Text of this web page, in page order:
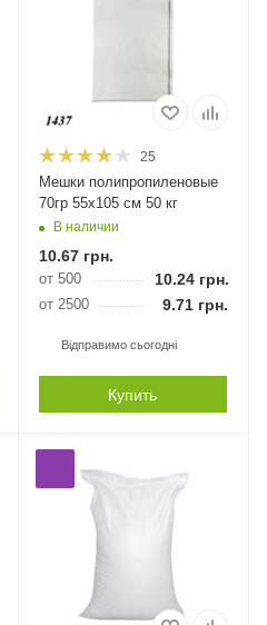
25
Мешки полипропиленовые
70гр 55х105 см 50 кг
В наличии
10.67грн.
от 500 10.24грн.
от 2500 9.71 грн.
Відправимо сьогодні
Купить